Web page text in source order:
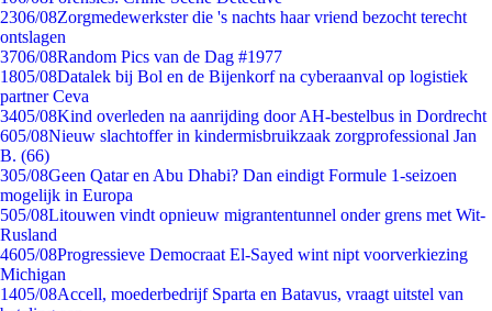
2306/08Zorgmedewerkster die 's nachts haar vriend bezocht terecht
ontslagen
3706/08Random Pics van de Dag #1977
1805/08Datalek bij Bol en de Bijenkorf na cyberaanval op logistiek
partner Ceva
3405/08Kind overleden na aanrijding door AH-bestelbus in Dordrecht
605/08Nieuw slachtoffer in kindermisbruikzaak zorgprofessional Jan
B. (66)
305/08Geen Qatar en Abu Dhabi? Dan eindigt Formule 1-seizoen
mogelijk in Europa
505/08Litouwen vindt opnieuw migrantentunnel onder grens met Wit-
Rusland
4605/08Progressieve Democraat El-Sayed wint nipt voorverkiezing
Michigan
1405/08Accell, moederbedrijf Sparta en Batavus, vraagt uitstel van